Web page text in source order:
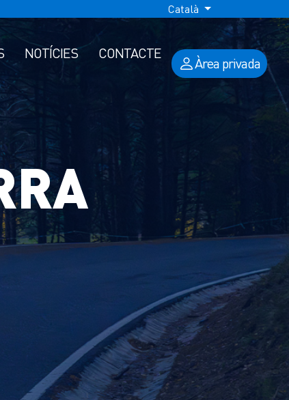
Català
NOTÍCIES CONTACTE
Àrea privada